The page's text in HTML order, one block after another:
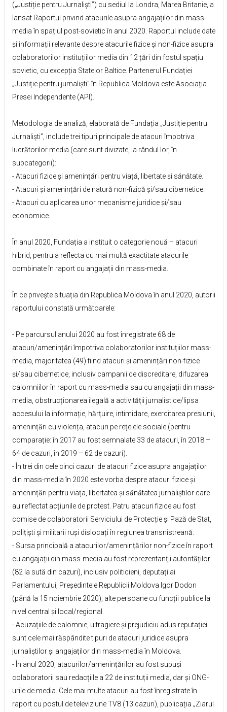
(„Justiție pentru Jurnaliști”) cu sediul la Londra, Marea Britanie, a
lansat Raportul privind atacurile asupra angajaților din mass-
media în spațiul post-sovietic în anul 2020. Raportul include date
și informații relevante despre atacurile fizice și non-fizice asupra
colaboratorilor instituțiilor media din 12 țări din fostul spațiu
sovietic, cu excepția Statelor Baltice. Partenerul Fundației
„Justiție pentru jurnaliști” în Republica Moldova este Asociația
Presei Independente (API).
Metodologia de analiză, elaborată de Fundația „Justiție pentru
Jurnaliști”, include trei tipuri principale de atacuri împotriva
lucrătorilor media (care sunt divizate, la rândul lor, în
subcategorii):
- Atacuri fizice și amenințări pentru viață, libertate și sănătate.
- Atacuri și amenințări de natură non-fizică și/sau cibernetice.
- Atacuri cu aplicarea unor mecanisme juridice și/sau
economice.
În anul 2020, Fundația a instituit o categorie nouă – atacuri
hibrid, pentru a reflecta cu mai multă exactitate atacurile
combinate în raport cu angajații din mass-media.
În ce privește situația din Republica Moldova în anul 2020, autorii
raportului constată următoarele:
- Pe parcursul anului 2020 au fost înregistrate 68 de
atacuri/amenințări împotriva colaboratorilor instituțiilor mass-
media, majoritatea (49) fiind atacuri și amenințări non-fizice
și/sau cibernetice, inclusiv campanii de discreditare, difuzarea
calomniilor în raport cu mass-media sau cu angajații din mass-
media, obstrucționarea ilegală a activității jurnalistice/lipsa
accesului la informație, hărțuire, intimidare, exercitarea presiunii,
amenințări cu violența, atacuri pe rețelele sociale (pentru
comparație: în 2017 au fost semnalate 33 de atacuri, în 2018 –
64 de cazuri, în 2019 – 62 de cazuri).
- În trei din cele cinci cazuri de atacuri fizice asupra angajaților
din mass-media în 2020 este vorba despre atacuri fizice și
amenințări pentru viața, libertatea și sănătatea jurnaliștilor care
au reflectat acțiunile de protest. Patru atacuri fizice au fost
comise de colaboratorii Serviciului de Protecție și Pază de Stat,
polițiști și militarii ruși dislocați în regiunea transnistreană.
- Sursa principală a atacurilor/amenințărilor non-fizice în raport
cu angajații din mass-media au fost reprezentanții autorităților
(82 la sută din cazuri), inclusiv politicieni, deputați ai
Parlamentului, Președintele Republicii Moldova Igor Dodon
(până la 15 noiembrie 2020), alte persoane cu funcții publice la
nivel central și local/regional.
- Acuzațiile de calomnie, ultragiere și prejudiciu adus reputației
sunt cele mai răspândite tipuri de atacuri juridice asupra
jurnaliștilor și angajaților din mass-media în Moldova.
- În anul 2020, atacurilor/amenințărilor au fost supuși
colaboratorii sau redacțiile a 22 de instituții media, dar și ONG-
urile de media. Cele mai multe atacuri au fost înregistrate în
raport cu postul de televiziune TV8 (13 cazuri), publicația „Ziarul